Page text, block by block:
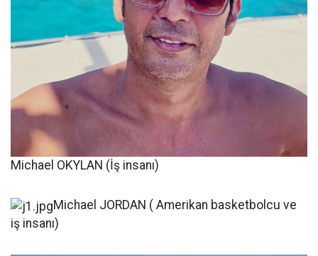
Michael OKYLAN (İş insanı)
Michael JORDAN ( Amerikan basketbolcu ve
iş insanı)